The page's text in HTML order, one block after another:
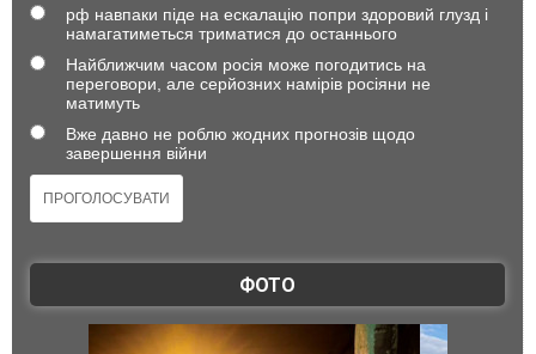
рф навпаки піде на ескалацію попри здоровий глузд і
намагатиметься триматися до останнього
Найближчим часом росія може погодитись на
переговори, але серйозних намірів росіяни не
матимуть
Вже давно не роблю жодних прогнозів щодо
завершення війни
ФОТО